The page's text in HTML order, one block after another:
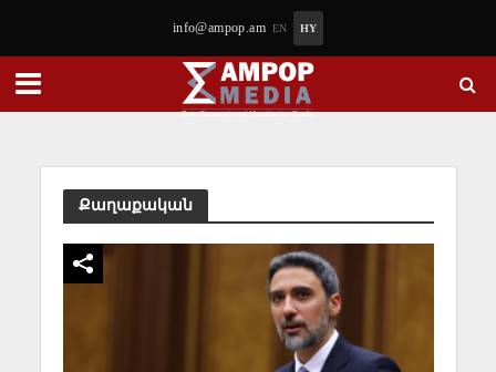
info@ampop.am EN HY
Քաղաքական